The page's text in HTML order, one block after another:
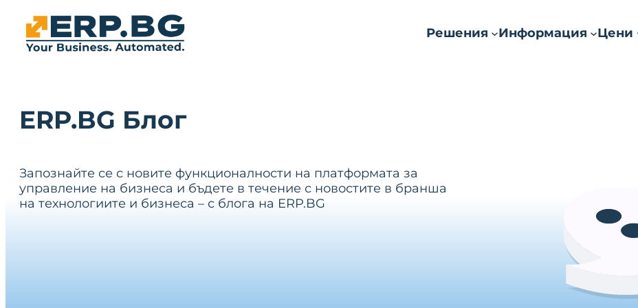
Решения Информация Цени
ERP.BG Блог
Запознайте се с новите функционалности на платформата за
управление на бизнеса и бъдете в течение с новостите в бранша
на технологиите и бизнеса – с блога на ERP.BG